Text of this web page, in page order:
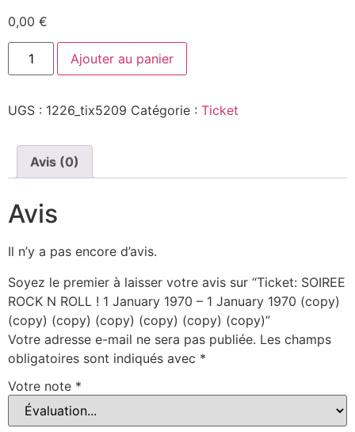
0,00 €
Ajouter au panier
UGS : 1226_tix5209 Catégorie : Ticket
Avis (0)
Avis
Il n’y a pas encore d’avis.
Soyez le premier à laisser votre avis sur “Ticket: SOIREE
ROCK N ROLL ! 1 January 1970 – 1 January 1970 (copy)
(copy) (copy) (copy) (copy) (copy) (copy)”
Votre adresse e-mail ne sera pas publiée. Les champs
obligatoires sont indiqués avec *
Votre note *